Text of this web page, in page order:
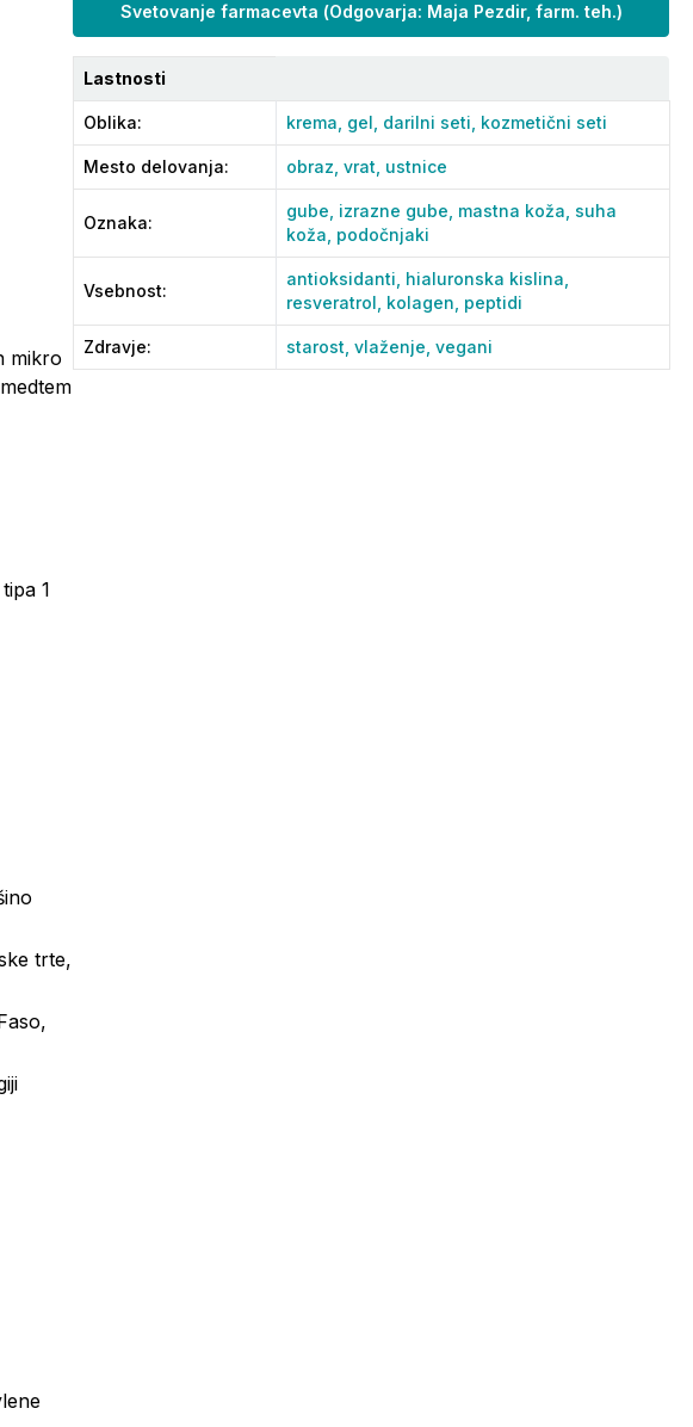
mikro
1
trte,
Svetovanje farmacevta (Odgovarja: Maja Pezdir, farm. teh.)
Lastnosti
Oblika: krema, gel, darilni seti, kozmetični seti
Mesto delovanja: obraz, vrat, ustnice
Oznaka:
gube, izrazne gube, mastna koža, suha
koža, podočnjaki
Vsebnost:
antioksidanti, hialuronska kislina,
resveratrol, kolagen, peptidi
Zdravje: starost, vlaženje, vegani